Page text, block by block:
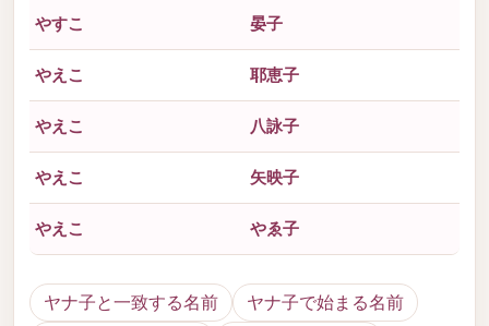
やすこ 晏子
やえこ 耶恵子
やえこ 八詠子
やえこ 矢映子
やえこ やゑ子
ヤナ子と一致する名前
ヤナ子で始まる名前